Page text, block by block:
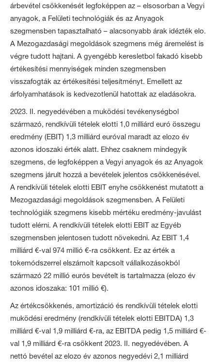
árbevétel csökkenését legfoképpen az – elsosorban a Vegyi
anyagok, a Felületi technológiák és az Anyagok
szegmensben tapasztalható – alacsonyabb árak idézték elo.
A Mezogazdasági megoldások szegmens még áremelést is
végre tudott hajtani. A gyengébb keresletbol fakadó kisebb
értékesítési mennyiségek minden szegmensben
visszafogták az értékesítési teljesítményt. Emellett az
árfolyamhatások is kedvezotlenül hatottak az eladásokra.
2023. II. negyedévében a muködési tevékenységbol
származó, rendkívüli tételek elotti 1,0 milliárd euró összegu
eredmény (EBIT) 1,3 milliárd euróval maradt az elozo év
azonos idoszaki érték alatt. Ehhez csaknem mindegyik
szegmens, de legfoképpen a Vegyi anyagok és az Anyagok
szegmens járult hozzá a bevételek jelentos csökkenésével.
A rendkívüli tételek elotti EBIT enyhe csökkenést mutatott a
Mezogazdasági megoldások szegmensben. A Felületi
technológiák szegmens kisebb mértéku eredmény-javulást
tudott elérni. A rendkívüli tételek elotti EBIT az Egyéb
szegmensben jelentosen tudott növekedni. Az EBIT 1,4
milliárd €-val 974 millió €-ra csökkent. Ez az érték a
tokemódszerrel elszámolt kapcsolt vállalkozásokból
származó 22 millió eurós bevételt is tartalmazza (elozo év
azonos idoszaka: 101 millió €).
Az értékcsökkenés, amortizáció és rendkívüli tételek elotti
muködési eredmény (rendkívüli tételek elotti EBITDA) 1,3
milliárd €-val 1,9 milliárd €-ra, az EBITDA pedig 1,5 milliárd €-
val 1,9 milliárd €-ra csökkent 2023. II. negyedévében. A
nettó bevétel az elozo év azonos negyedévi 2,1 milliárd